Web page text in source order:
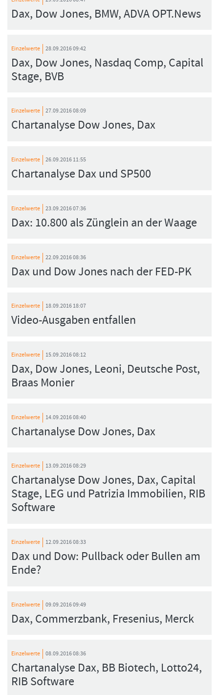
Dax, Dow Jones, BMW, ADVA OPT.News
Einzelwerte 28.09.2016 09:42
Dax, Dow Jones, Nasdaq Comp, Capital
Stage, BVB
Einzelwerte 27.09.2016 08:09
Chartanalyse Dow Jones, Dax
Einzelwerte 26.09.2016 11:55
Chartanalyse Dax und SP500
Einzelwerte 23.09.2016 07:36
Dax: 10.800 als Zünglein an der Waage
Einzelwerte 22.09.2016 08:36
Dax und Dow Jones nach der FED-PK
Einzelwerte 18.09.2016 18:07
Video-Ausgaben entfallen
Einzelwerte 15.09.2016 08:12
Dax, Dow Jones, Leoni, Deutsche Post,
Braas Monier
Einzelwerte 14.09.2016 08:40
Chartanalyse Dow Jones, Dax
Einzelwerte 13.09.2016 08:29
Chartanalyse Dow Jones, Dax, Capital
Stage, LEG und Patrizia Immobilien, RIB
Software
Einzelwerte 12.09.2016 08:33
Dax und Dow: Pullback oder Bullen am
Ende?
Einzelwerte 09.09.2016 09:49
Dax, Commerzbank, Fresenius, Merck
Einzelwerte 08.09.2016 08:36
Chartanalyse Dax, BB Biotech, Lotto24,
RIB Software